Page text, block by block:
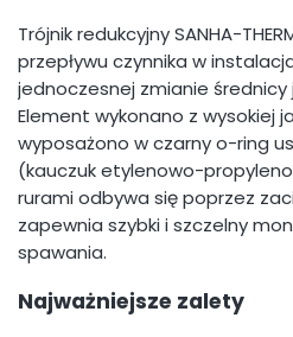
Trójnik redukcyjny SANHA-
przepływu czynnika w
jednoczesnej zmianie średnicy
Element wykonano z wysokiej
wyposażono w czarny o-ring
(kauczuk etylenowo-
rurami odbywa się poprzez
zapewnia szybki i szczelny
spawania.
Najważniejsze zalety